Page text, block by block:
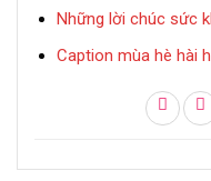
Những lời chúc sức
Caption mùa hè hài